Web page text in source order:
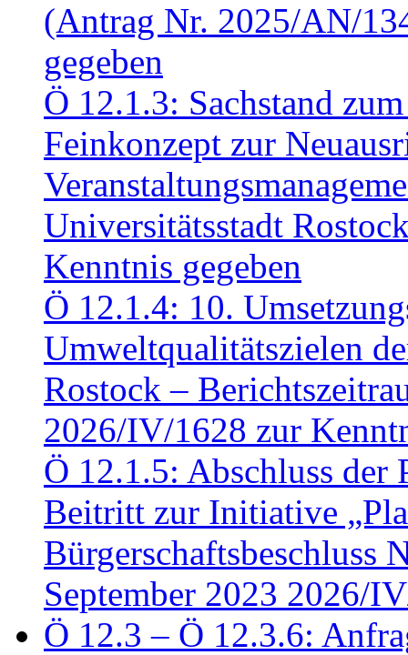
(Antrag Nr. 2025/AN/
gegeben
Ö 12.1.3: Sachstand
Feinkonzept zur
Universitätsstadt
Kenntnis gegeben
Ö 12.1.4: 10.
Umweltqualitätszielen
Rostock –
2026/IV/1628 zur
Ö 12.1.5: Abschluss der
Beitritt zur Initiative
Bürgerschaftsbeschluss
September 2023 2026/
Ö 12.3 – Ö 12.3.6: